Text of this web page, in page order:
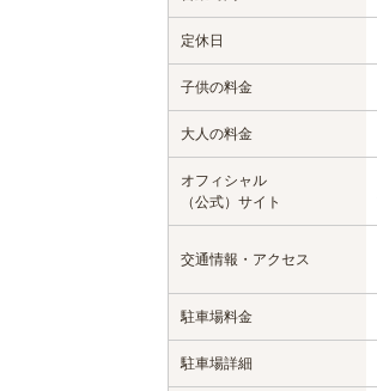
定休日
子供の料金
大人の料金
オフィシャル
（公式）サイト
交通情報・アクセス
駐車場料金
駐車場詳細